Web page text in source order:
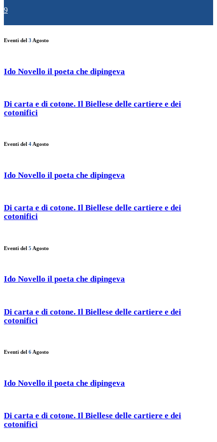
9
Eventi del 3 Agosto
Ido Novello il poeta che dipingeva
Di carta e di cotone. Il Biellese delle cartiere e dei
cotonifici
Eventi del 4Agosto
Ido Novello il poeta che dipingeva
Di carta e di cotone. Il Biellese delle cartiere e dei
cotonifici
Eventi del 5 Agosto
Ido Novello il poeta che dipingeva
Di carta e di cotone. Il Biellese delle cartiere e dei
cotonifici
Eventi del 6 Agosto
Ido Novello il poeta che dipingeva
Di carta e di cotone. Il Biellese delle cartiere e dei
cotonifici